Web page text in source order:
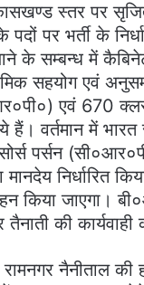
स्तर पर
पर भर्ती के
सम्बन्ध में कैबिनेट
सहयोग एवं
एवं 670
में भारत
पर्सन
निर्धारित
किया जाएगा।
की कार्यवाही
नैनीताल की